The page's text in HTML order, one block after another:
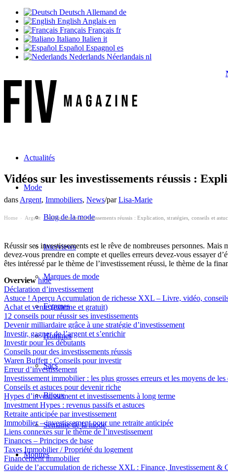
Deutsch Allemand de
English Anglais en
Français Français fr
Italiano Italien it
Español Espagnol es
Nederlands Néerlandais nl
Actualités
Mode
Blog de la mode
Interviews
Marques de mode
Femmes
Hommes
Sacs
Bijoux
Semaine de la mode
Montres
Vidéos sur les investissements réussis :
dans Argent, Immobiliers, News/parLisa-Marie
Home Argent Vidéos sur les investissements réussis : Explication, stratégies, conseils et
Réussir ses investissements est le rêve de nombreuses personnes.
devez-vous prendre en compte et quelles erreurs devez-vous essayer
êtes intéressé par le thème de l’investissement réussi, le thème de la
Overview hide
Déclaration d’investissement
Astuce ! Aperçu Accumulation de richesse XXL – Livre, vidéo,
Achat et vente (externe et gratuit)
12 conseils pour réussir ses investissements
Devenir milliardaire grâce à une stratégie d’investissement
Investir, gagner de l’argent et s’enrichir
Investir pour les débutants
Conseils pour des investissements réussis
Waren Buffett : Conseils pour investir
Erreur d’investissement
Investissement immobilier : les plus grosses erreurs et les moyens de les
Conseils et astuces pour devenir riche
Hypes d’investissement et investissements à long terme
Investment Hypes : revenus passifs et astuces
Retraite anticipée par investissement
Immobilier – investissement pour une retraite anticipée
Liens connexes sur le thème de l’investissement
Finances – Principes de base
Taxes Immobilier / Propriété du logement
Financement immobilier
Guide de l’accumulation de richesse XXL : Finance, Investissement &